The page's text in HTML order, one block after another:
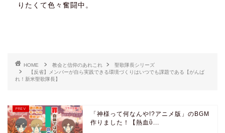
りたくて色々奮闘中。
HOME 教会と信仰のあれこれ
聖歌隊長シリーズ
【反省】メンバーが自ら実践できる環境づくりはいつでも課題である【がんば
れ！新米聖歌隊長】
「神様って何なんや!?アニメ版」のBGM
作りました！【熱血ὒ...